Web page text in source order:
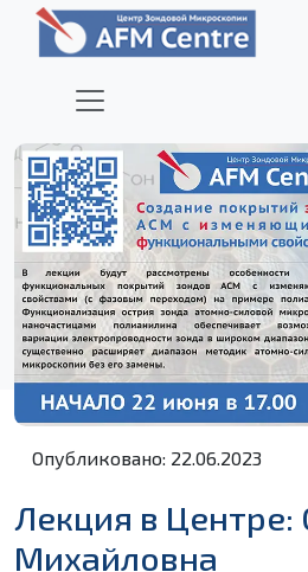
Опубликовано: 22.06.2023
Лекция в
Михайловна